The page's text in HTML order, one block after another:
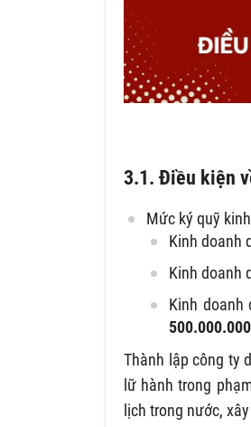
3.1. Điều kiện
Mức ký quỹ
Kinh doanh
Kinh doanh
Kinh doanh
Thành lập công ty
lữ hành trong
lịch trong nước,